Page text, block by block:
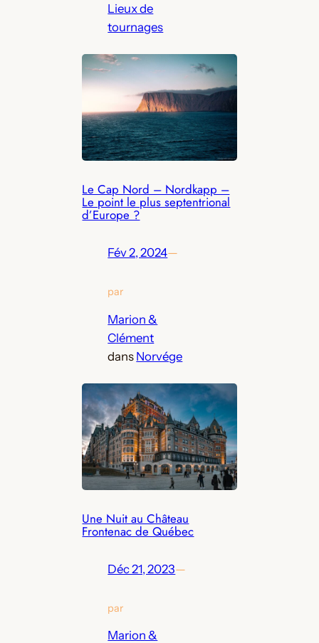
Lieux de
tournages
Le Cap Nord – Nordkapp –
Le point le plus septentrional
d’Europe ?
Fév 2, 2024—
par
Marion &
Clément
dans Norvége
Une Nuit au Château
Frontenac de Québec
Déc 21, 2023—
par
Marion &